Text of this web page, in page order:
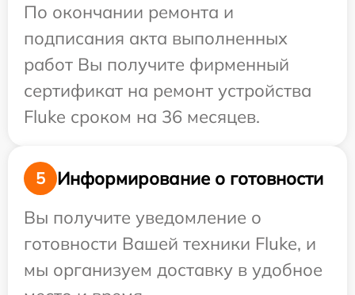
По окончании ремонта и
подписания акта выполненных
работ Вы получите фирменный
сертификат на ремонт устройства
Fluke сроком на 36 месяцев.
5
Информирование о готовности
Вы получите уведомление о
готовности Вашей техники Fluke, и
мы организуем доставку в удобное